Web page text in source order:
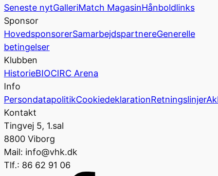
Seneste nytGalleriMatch MagasinHånboldlinks
Sponsor
HovedsponsorerSamarbejdspartnereGenerelle
betingelser
Klubben
HistorieBIOCIRC Arena
Info
PersondatapolitikCookiedeklarationRetningslinjer
Kontakt
Tingvej 5, 1.sal
8800 Viborg
Mail: info@vhk.dk
Tlf.: 86 62 91 06